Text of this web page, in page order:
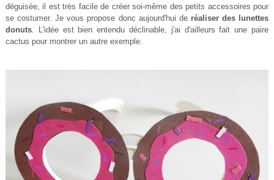
déguisée, il est très facile de créer soi-même des petits accessoires pour
se costumer. Je vous propose donc aujourd'hui de réaliser des lunettes
donuts. L'idée est bien entendu déclinable, j'ai d'ailleurs fait une paire
cactus pour montrer un autre exemple.